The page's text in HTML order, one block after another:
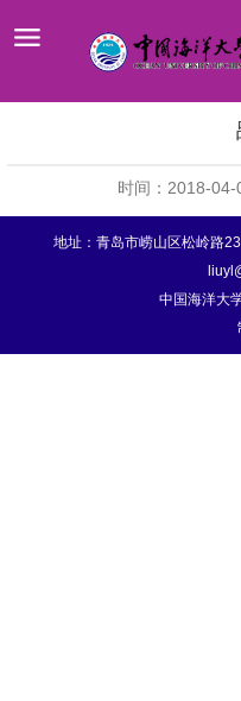
时间：2018-04-
地址：青岛市崂山区松岭路
中国海洋大